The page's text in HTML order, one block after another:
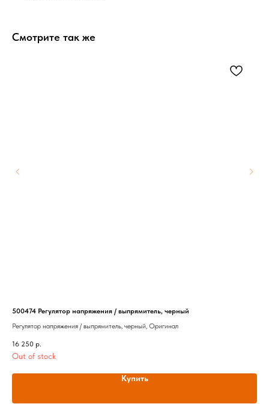
Смотрите так же
500474 Регулятор напряжения / выпрямитель, черный
Регулятор напряжения / выпрямитель, черный, Оригинал
16 250 р.
Out of stock
Купить